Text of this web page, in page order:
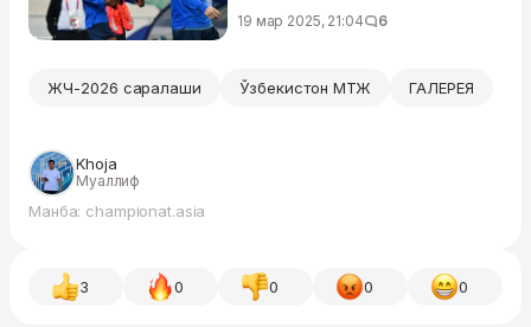
19 мар 2025, 21:04 6
ЖЧ-2026 саралаши Ўзбекистон МТЖ ГАЛEРEЯ
Khoja
Муаллиф
Манба: championat.asia
3 0 0 0 0